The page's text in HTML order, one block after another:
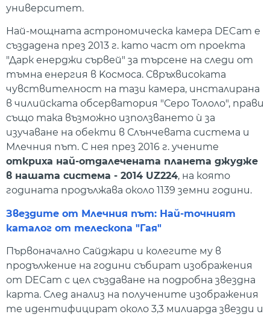
университет.
Най-мощната астрономическа камера DECam е
създадена през 2013 г. като част от проекта
"Дарк енерджи сървей" за търсене на следи от
тъмна енергия в Kосмоса. Свръхвисоката
чувствителност на тази камера, инсталирана
в чилийската обсерватория "Серо Тололо", прави
също така възможно използването ѝ за
изучаване на обекти в Слънчевата система и
Млечния път. С нея през 2016 г. учените
откриха най-отдалечената планета джудже
в нашата система - 2014 UZ224, на която
годината продължава около 1139 земни години.
Звездите от Млечния път: Най-точният
каталог от телескопа "Гая"
Първоначално Сайджари и колегите му в
продължение на години събират изображения
от DECam с цел създаване на подробна звездна
карта. След анализ на получените изображения
те идентифицират около 3,3 милиарда звезди и